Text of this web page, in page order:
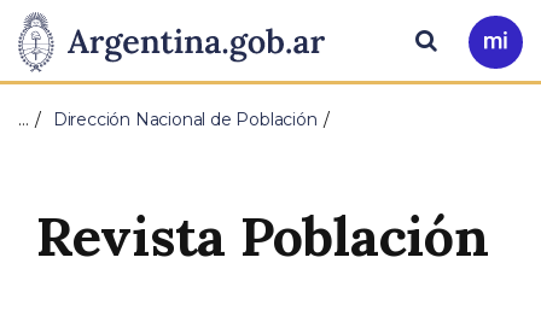
Presidencia
de
Nación
Pasar al contenido principal
Ir
a
Buscar
… Dirección Nacional de Población
Revista Población